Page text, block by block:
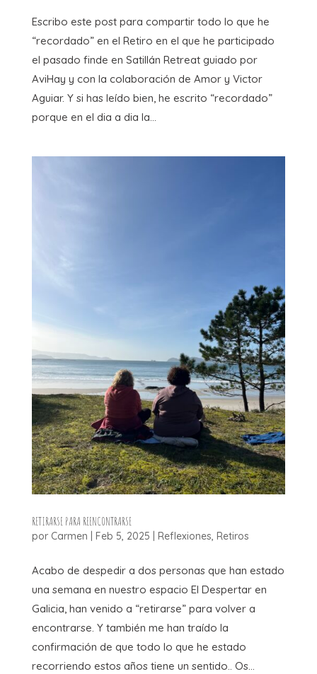
Escribo este post para compartir todo lo que he
“recordado” en el Retiro en el que he participado
el pasado finde en Satillán Retreat guiado por
AviHay y con la colaboración de Amor y Victor
Aguiar. Y si has leído bien, he escrito “recordado”
porque en el dia a dia la...
RETIRARSE PARA REENCONTRARSE
por Carmen Feb 5, 2025 Reflexiones, Retiros
Acabo de despedir a dos personas que han estado
una semana en nuestro espacio El Despertar en
Galicia, han venido a “retirarse” para volver a
encontrarse. Y también me han traído la
confirmación de que todo lo que he estado
recorriendo estos años tiene un sentido.. Os...